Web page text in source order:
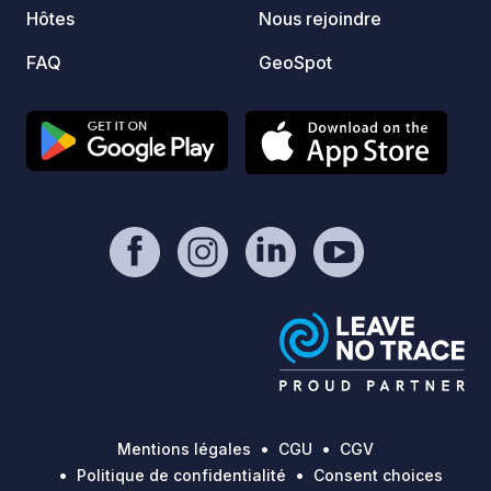
Hôtes
FAQ
Nous rejoindre
GeoSpot
Mentions légales CGU
CGV
Politique de confidentialité
Consent choices